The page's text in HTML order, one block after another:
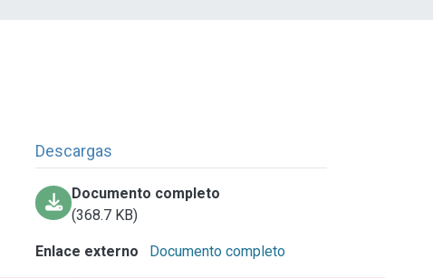
Descargas
Documento completo
(368.7 KB)
Enlace externo Documento completo